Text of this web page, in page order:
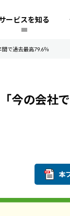
ービスを知る
で過去最高79.6％
今の会社
本